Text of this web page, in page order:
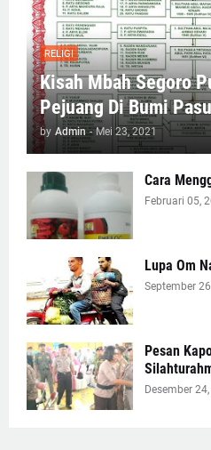
RELIGI
Kisah Mbah Segoro
Pejuang Di Bumi
by Admin - Mei 23, 2021
Cara
Februari 05,
Lupa Om
September
Pesan
Desember